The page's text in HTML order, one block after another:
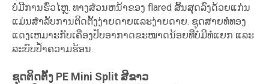
ບໍ່ມີການຮົ່ວໄຫຼ. ທາງສ່ວນຫນ້າຂອງ flared ສິ້ນສຸດລົງດ້ວຍແກ່ນ
ແມ່ນສໍາລັບການຕິດຕັ້ງງ່າຍດາຍແລະງ່າຍດາຍ. ຊຸດສາຍທໍ່ທອງ
ແດງເຫມາະກັບເຄື່ອງປັບອາກາດຂະໜາດນ້ອຍທີ່ບໍ່ມີທໍ່ແຍກ ແລະ
ລະບົບປ້ຳຄວາມຮ້ອນ.
ຊຸດຕິດຕັ້ງ PE Mini Split ສີຂາວ